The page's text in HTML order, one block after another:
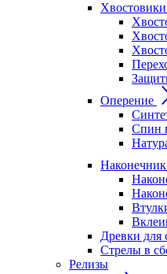
Хвостовики
Оперение
Спин
Древки для
Стрелы в
Релизы